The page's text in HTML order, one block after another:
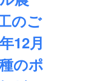
のご
12月
のポ